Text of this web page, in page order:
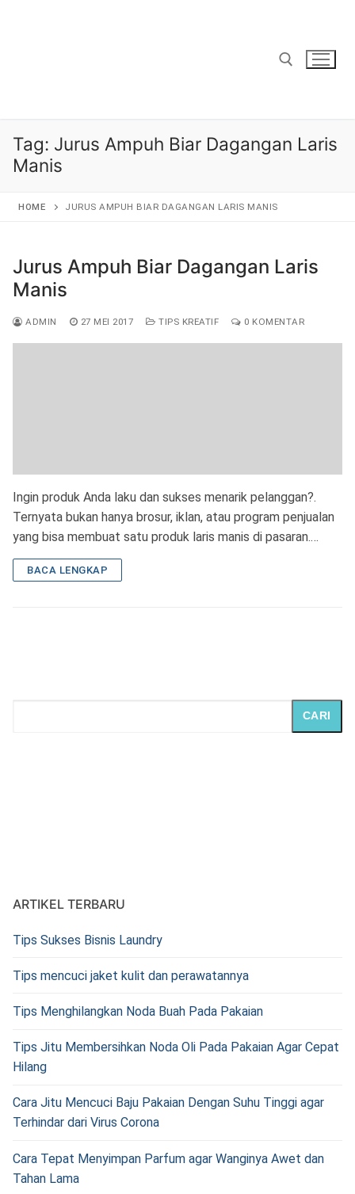
Tag: Jurus Ampuh Biar Dagangan Laris
Manis
HOME JURUS AMPUH BIAR DAGANGAN LARIS MANIS
Jurus Ampuh Biar Dagangan Laris
Manis
ADMIN 27 MEI 2017 TIPS KREATIF 0 KOMENTAR
Ingin produk Anda laku dan sukses menarik pelanggan?.
Ternyata bukan hanya brosur, iklan, atau program penjualan
yang bisa membuat satu produk laris manis di pasaran.…
BACA LENGKAP
CARI
ARTIKEL TERBARU
Tips Sukses Bisnis Laundry
Tips mencuci jaket kulit dan perawatannya
Tips Menghilangkan Noda Buah Pada Pakaian
Tips Jitu Membersihkan Noda Oli Pada Pakaian Agar Cepat
Hilang
Cara Jitu Mencuci Baju Pakaian Dengan Suhu Tinggi agar
Terhindar dari Virus Corona
Cara Tepat Menyimpan Parfum agar Wanginya Awet dan
Tahan Lama